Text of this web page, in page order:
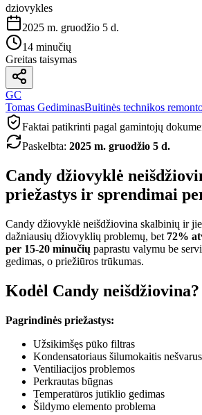
dziovykles
2025 m. gruodžio 5 d.
14 minučių
Greitas taisymas
GC
Tomas GediminasBuitinės technikos
Faktai patikrinti pagal gamintojų
Paskelbta: 2025 m. gruodžio 5 d.
Candy džiovyklė
priežastys ir sprendimai
Candy džiovyklė neišdžiovina skalbinių ir
dažniausių džiovyklių problemų, bet 72%
per 15-20 minučių paprastu valymu be
gedimas, o priežiūros trūkumas.
Kodėl Candy neišdžiovina?
Pagrindinės priežastys:
Užsikimšęs pūko filtras
Kondensatoriaus šilumokaitis nešvarus
Ventiliacijos problemos
Perkrautas būgnas
Temperatūros jutiklio gedimas
Šildymo elemento problema